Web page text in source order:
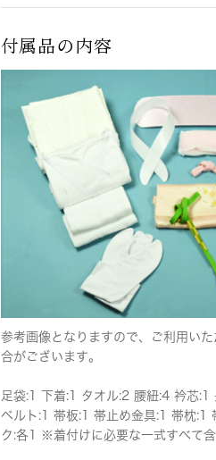
付属品の内容
参考画像となりますので、ご利用い
合がございます。
足袋:1 下着:1 タオル:2 腰紐:4 衿芯:1
ベルト:1 帯板:1 帯止め金具:1 帯枕:1
ク:各1 ※着付けに必要な一式すべて含